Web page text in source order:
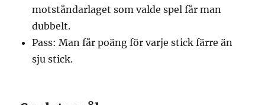
motståndarlaget som valde spel får man
dubbelt.
Pass: Man får poäng för varje stick färre än
sju stick.